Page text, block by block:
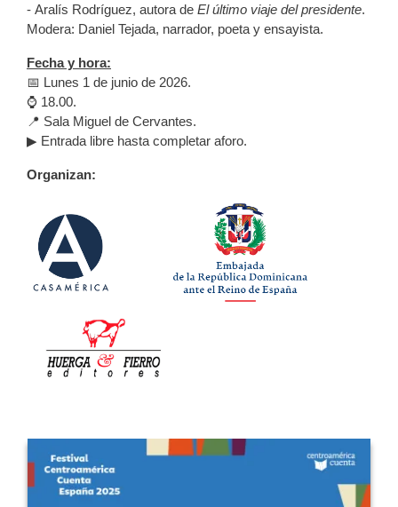
- Aralís Rodríguez, autora de El último viaje del presidente.
Modera: Daniel Tejada, narrador, poeta y ensayista.
Fecha y hora:
📅 Lunes 1 de junio de 2026.
⌚ 18.00.
📍 Sala Miguel de Cervantes.
▶ Entrada libre hasta completar aforo.
Organizan: